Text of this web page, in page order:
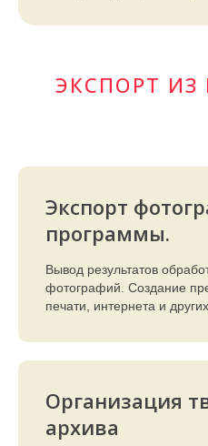
ЭКСПОРТ
Экспорт
программы.
Вывод результатов
фотографий. Создание
печати, интернета и
Организация
архива